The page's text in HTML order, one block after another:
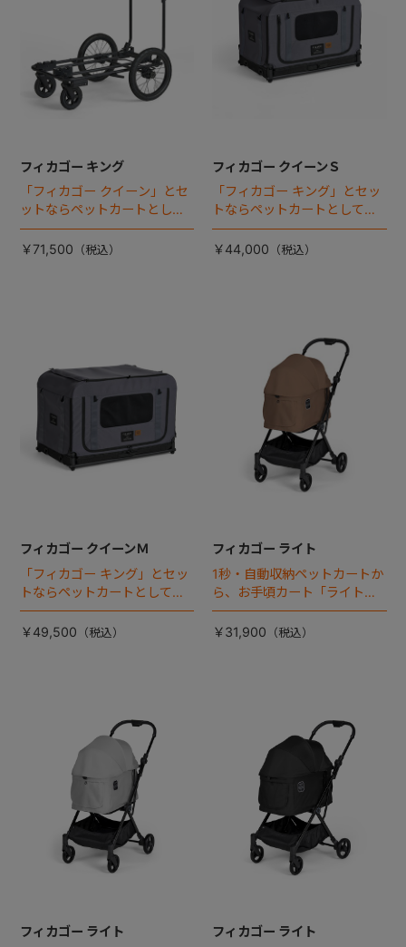
フィカゴー キング
「フィカゴー クイーン」とセ
ットならペットカートとして
使える、耐荷重50kgの大型犬
向け車体登場！
￥71,500
フィカゴー クイーンＳ
「フィカゴー キング」とセッ
トならペットカートとしても
使える、耐荷重30㎏の中～大
型犬向けケージが登場！
￥44,000
フィカゴー クイーンＭ
「フィカゴー キング」とセッ
トならペットカートとしても
使える、耐荷重50㎏の大型犬
向けケージが登場！
￥49,500
フィカゴー ライト
1秒・自動収納ペットカートか
ら、お手頃カート「ライト」
が登場！
￥31,900
フィカゴー ライト
フィカゴー ライト